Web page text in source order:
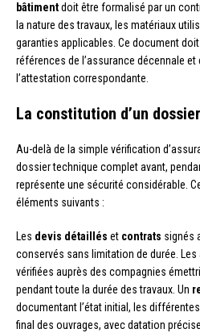
bâtimentdoit être formalisé par un
la nature des travaux, les matériaux
garanties applicables. Ce document
références de l’assurance décennale
l’attestation correspondante.
La constitution d’un
Au-delà de la simple vérification
dossier technique complet avant,
représente une sécurité considérable.
éléments suivants :
Les devis détaillés et contrats signés
conservés sans limitation de durée.
vérifiées auprès des compagnies
pendant toute la durée des travaux. Un
documentant l’état initial, les
final des ouvrages, avec datation